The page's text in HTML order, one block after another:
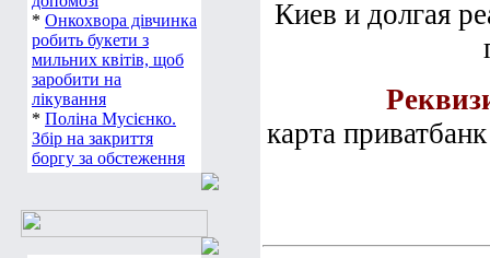
* Онкохвора дівчинка
робить букети з
мильних квітів, щоб
заробити на
лікування
* Поліна Мусієнко.
Збір на закриття
боргу за обстеження
Киев и долгая
карта